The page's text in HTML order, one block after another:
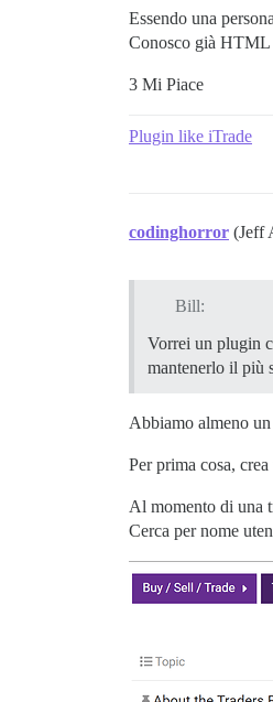
Essendo una
Conosco già HTML
3 Mi Piace
Plugin like iTrade
codinghorror (Jeff
Bill:
Vorrei un plugin
mantenerlo il più
Abbiamo almeno
Per prima cosa,
Al momento di una
Cerca per nome